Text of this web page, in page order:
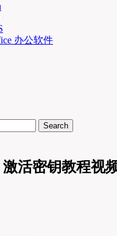
办公软件
Search
激活密钥教程视